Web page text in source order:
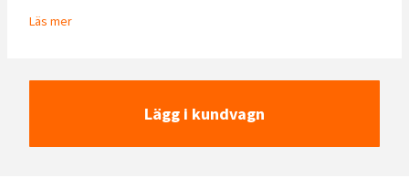
Läs mer
Lägg i kundvagn